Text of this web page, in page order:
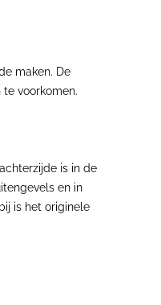
maken. De
voorkomen.
is in de
en in
is het originele